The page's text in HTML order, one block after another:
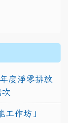
度淨零排放
作坊」